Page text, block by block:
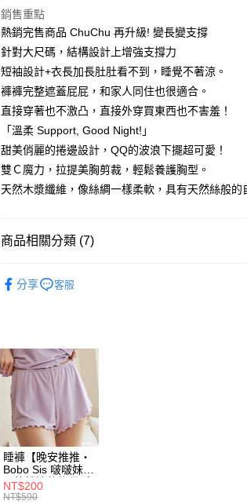
匯豐（台灣）商業銀行
聯邦商業銀行
遠東國際商業銀行
玉山商業銀行
台新國際商業銀行
中國信託商業銀行
台灣樂天信用卡公司
臺灣中小企業銀行
匯豐（台灣）商業銀行
華泰商業銀行
聯邦商業銀行
元大商業銀行
永豐商業銀行
台新國際商業銀行
中國信託商業銀行
台灣樂天信用卡公司
Apple Pay
悠遊付
大哥付你分期
相關說明
【大哥付你分期使用說明】
1.本服務由台灣大哥大提供，台灣大哥大用戶可立即使用
2.付款方式選擇「大哥付你分期」，訂單成立後會自動跳
流程，驗證手機門號後，選擇欲分期的期數、繳款截止日
完成交易。
消。如遇「轉專審核」未通過狀況，表示未達大哥付你分
無法說明評估內容。
1.分期款項不併入電信帳單，「大哥付你分期」於每月結
醒簡訊。
【注意事項】
1.本服務係由「台灣大哥大股份有限公司」（以下簡稱本
用戶於交易時，得透過本服務購買商品或服務，並由商店
款買賣價金債權讓與本公司後，依約使用本公司帳單繳交
2.基於同意付款使用「大哥付你分期」之契約關係目的，
資料（包含姓名、電話或地址）提供予台灣大哥大進項蒐
用，由本公司與您本人進行分期帳單所需資料之確認、核
3.完整用戶服務條款，請詳閱以下連結：
AFTEE先享後付
相關說明
AFTEE先享後付是「在收到商品之後才付款」的支付方式
２．便利：只要手機號碼，簡訊認證，即可結帳。
３．安心：先確認商品／服務後，再付款。
【「AFTEE先享後付」結帳流程】
１．於結帳方式選擇「AFTEE先享後付」後，將跳轉至「
３．收到繳費通知簡訊後14天內，點擊此簡訊中的連結，
／ATM／網路銀行／等多元方式進行付款，方視為交易完
※ 請注意：結帳手續完成當下不需立刻繳費，但若您需要
絡購買商品的店家。未經商家同意取消之訂單仍視為有效
先享後付繳納相關費用。
※ 交易是否成功請以「AFTEE先享後付 」之結帳頁面顯
是否繳費成功／繳費後需取消欲退款等相關疑問，請聯繫
付客戶支援中心」 https://netprotections.freshdesk.com/
【注意事項】
１．透過由恩沛科技股份有限公司提供之「AFTEE先享後
交易，需依本服務之必要範圍內提供個人資料，並將交易
Hami Point
信會員帳號後，即可在購物車使用 Hami Point 折抵消費金
ATM付款
全家貨到付款 約3~5天到貨，實際出貨依照配送狀
※國定假日將順延
每筆NT$70，滿NT$1,000(含以上)免運費
付款後全家取貨 約3~5天到貨，實際出貨依照配送
主。※國定假日將順延
每筆NT$70，滿NT$699(含以上)免運費
7-11貨到付款 約3~5天到貨，實際出貨依照配送狀
銷售重點
熱銷完售商品 ChuChu 再升級! 變長變支撐
針對大尺碼，結構設計上增強支撐力
短袖設計+衣長加長肚肚看不到，睡覺不著涼。
褲褲完整遮蓋屁屁，和家人同住也很適合。
直接穿著也不激凸，直接外穿買東西也不害羞！
「溫柔 Support, Good Night!」
甜美俏麗的捲邊設計，QQ的波浪下擺超可愛！
雙Ｃ魔力，拉提美胸剪裁，輕鬆養護胸型。
天然木漿纖維，像絲綢一樣柔軟，具有天然絲般的
商品相關分類 (7)
熱銷補貨
全站商品
回購推薦必買清單
推薦!降溫涼感內衣．睡眠內衣
分享 客服
睡褲【晚安推推・
Bobo Sis 啵啵妹】
羅紋捲邊後綁帶睡
褲(3色)
NT$200
NT$590